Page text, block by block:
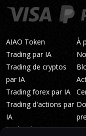
AIAO Token
Trading par IA
Trading de cryptos
par IA
Trading forex par IA
Trading d'actions par
IA
Technologie
À